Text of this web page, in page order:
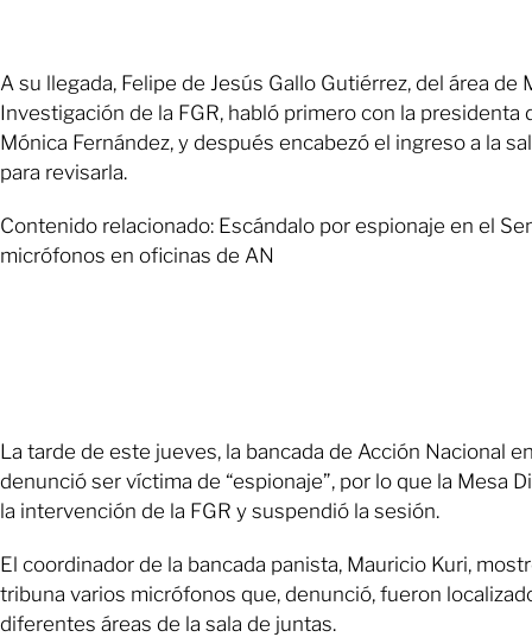
A su llegada, Felipe de Jesús Gallo Gutiérrez, del área de
Investigación de la FGR, habló primero con la presidenta
Mónica Fernández, y después encabezó el ingreso a la
para revisarla.
Contenido relacionado: Escándalo por espionaje en el
micrófonos en oficinas de AN
La tarde de este jueves, la bancada de Acción Nacional
denunció ser víctima de “espionaje”, por lo que la Mesa
la intervención de la FGR y suspendió la sesión.
El coordinador de la bancada panista, Mauricio Kuri,
tribuna varios micrófonos que, denunció, fueron
diferentes áreas de la sala de juntas.